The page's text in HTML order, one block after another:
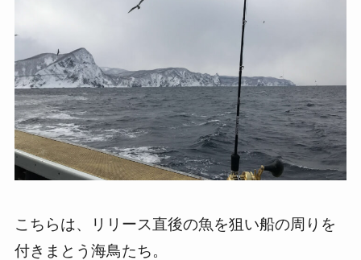
こちらは、リリース直後の魚を狙い船の周りを
付きまとう海鳥たち。